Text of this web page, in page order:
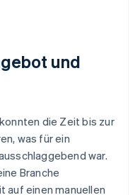
und
die Zeit bis zur
was für ein
war.
Branche
auf einen manuellen